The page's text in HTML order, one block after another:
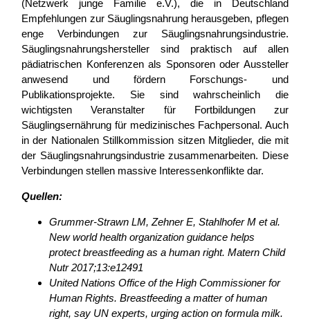
(Netzwerk junge Familie e.V.), die in Deutschland
Empfehlungen zur Säuglingsnahrung herausgeben, pflegen
enge Verbindungen zur Säuglingsnahrungsindustrie.
Säuglingsnahrungshersteller sind praktisch auf allen
pädiatrischen Konferenzen als Sponsoren oder Aussteller
anwesend und fördern Forschungs- und
Publikationsprojekte. Sie sind wahrscheinlich die
wichtigsten Veranstalter für Fortbildungen zur
Säuglingsernährung für medizinisches Fachpersonal. Auch
in der Nationalen Stillkommission sitzen Mitglieder, die mit
der Säuglingsnahrungsindustrie zusammenarbeiten. Diese
Verbindungen stellen massive Interessenkonflikte dar.
Quellen:
Grummer-Strawn LM, Zehner E, Stahlhofer M et al.
New world health organization guidance helps
protect breastfeeding as a human right. Matern Child
Nutr 2017;13:e12491
United Nations Office of the High Commissioner for
Human Rights. Breastfeeding a matter of human
right, say UN experts, urging action on formula milk.